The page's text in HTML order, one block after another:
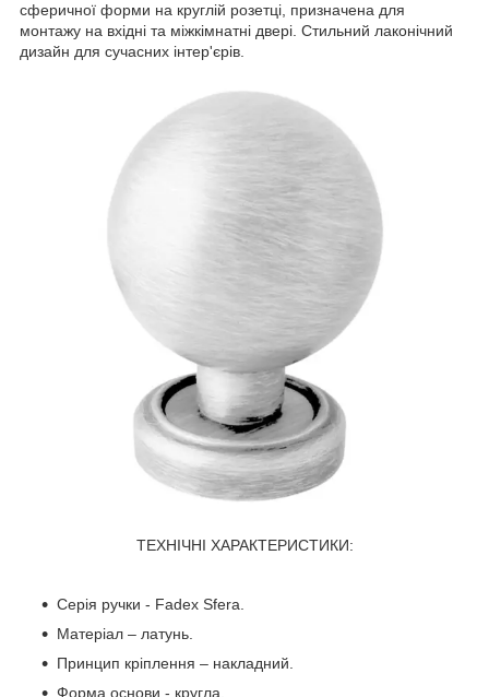
сферичної форми на круглій розетці, призначена для
монтажу на вхідні та міжкімнатні двері. Стильний лаконічний
дизайн для сучасних інтер'єрів.
ТЕХНІЧНІ ХАРАКТЕРИСТИКИ:
Серія ручки - Fadex Sfera.
Матеріал – латунь.
Принцип кріплення – накладний.
Форма основи - кругла.